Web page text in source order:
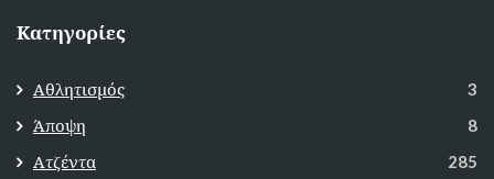
Κατηγορίες
Αθλητισμός 3
Άποψη 8
Ατζέντα 285